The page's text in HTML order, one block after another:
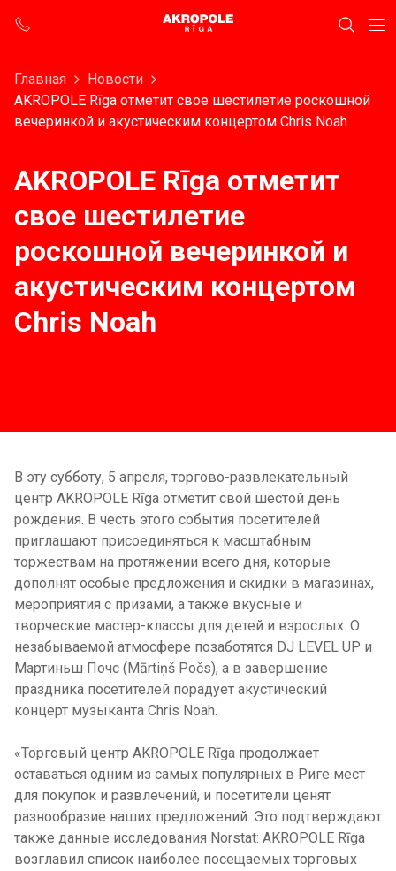
Главная
Новости
AKROPOLE Rīga отметит свое шестилетие роскошной
вечеринкой и акустическим концертом Chris Noah
AKROPOLE Rīga отметит
свое шестилетие
роскошной вечеринкой и
акустическим концертом
Chris Noah
В эту субботу, 5 апреля, торгово-развлекательный
центр AKROPOLE Rīga отметит свой шестой день
рождения. В честь этого события посетителей
приглашают присоединяться к масштабным
торжествам на протяжении всего дня, которые
дополнят особые предложения и скидки в магазинах,
мероприятия с призами, а также вкусные и
творческие мастер-классы для детей и взрослых. О
незабываемой атмосфере позаботятся DJ LEVEL UP и
Мартиньш Почс (Mārtiņš Počs), а в завершение
праздника посетителей порадует акустический
концерт музыканта Chris Noah.
«Торговый центр AKROPOLE Rīga продолжает
оставаться одним из самых популярных в Риге мест
для покупок и развлечений, и посетители ценят
разнообразие наших предложений. Это подтверждают
также данные исследования Norstat: AKROPOLE Rīga
возглавил список наиболее посещаемых торговых